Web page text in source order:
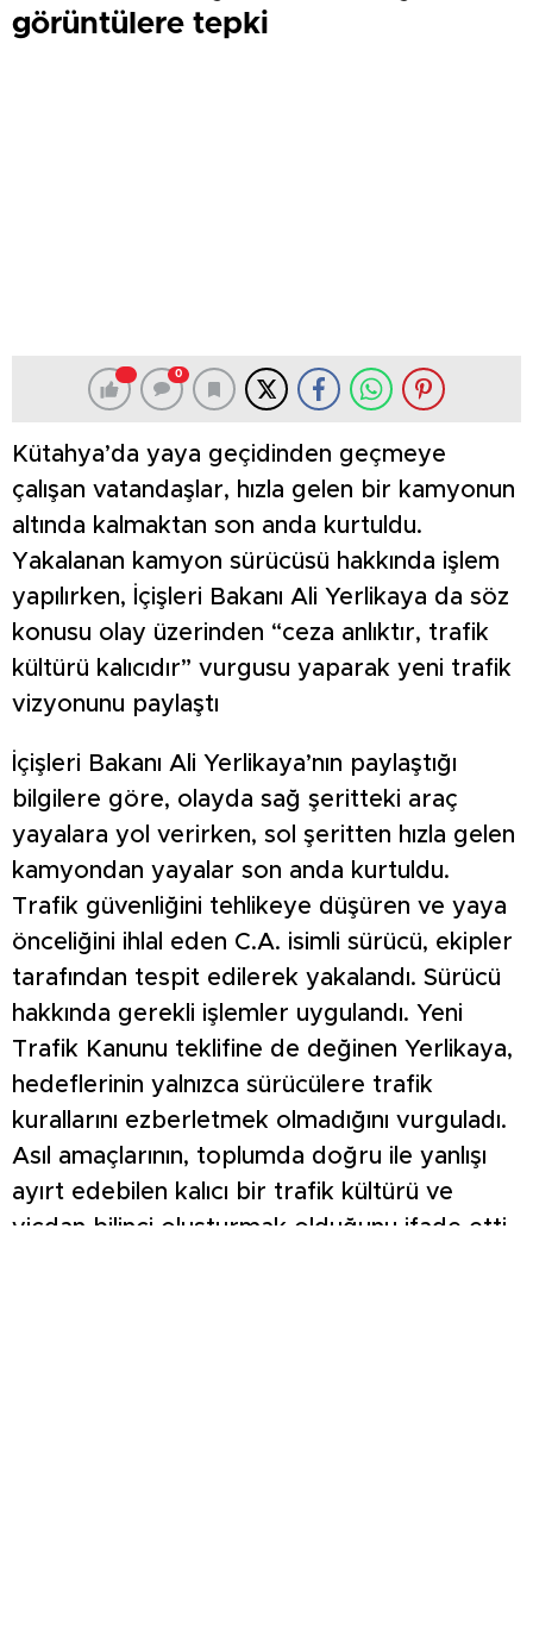
görüntülere tepki
0
Kütahya’da yaya geçidinden geçmeye
çalışan vatandaşlar, hızla gelen bir kamyonun
altında kalmaktan son anda kurtuldu.
Yakalanan kamyon sürücüsü hakkında işlem
yapılırken, İçişleri Bakanı Ali Yerlikaya da söz
konusu olay üzerinden “ceza anlıktır, trafik
kültürü kalıcıdır” vurgusu yaparak yeni trafik
vizyonunu paylaştı
İçişleri Bakanı Ali Yerlikaya’nın paylaştığı
bilgilere göre, olayda sağ şeritteki araç
yayalara yol verirken, sol şeritten hızla gelen
kamyondan yayalar son anda kurtuldu.
Trafik güvenliğini tehlikeye düşüren ve yaya
önceliğini ihlal eden C.A. isimli sürücü, ekipler
tarafından tespit edilerek yakalandı. Sürücü
hakkında gerekli işlemler uygulandı. Yeni
Trafik Kanunu teklifine de değinen Yerlikaya,
hedeflerinin yalnızca sürücülere trafik
kurallarını ezberletmek olmadığını vurguladı.
Asıl amaçlarının, toplumda doğru ile yanlışı
ayırt edebilen kalıcı bir trafik kültürü ve
vicdan bilinci oluşturmak olduğunu ifade etti.